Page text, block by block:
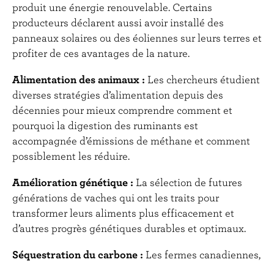
produit une énergie renouvelable. Certains
producteurs déclarent aussi avoir installé des
panneaux solaires ou des éoliennes sur leurs terres et
profiter de ces avantages de la nature.
Alimentation des animaux : Les chercheurs étudient
diverses stratégies d’alimentation depuis des
décennies pour mieux comprendre comment et
pourquoi la digestion des ruminants est
accompagnée d’émissions de méthane et comment
possiblement les réduire.
Amélioration génétique : La sélection de futures
générations de vaches qui ont les traits pour
transformer leurs aliments plus efficacement et
d’autres progrès génétiques durables et optimaux.
Séquestration du carbone : Les fermes canadiennes,